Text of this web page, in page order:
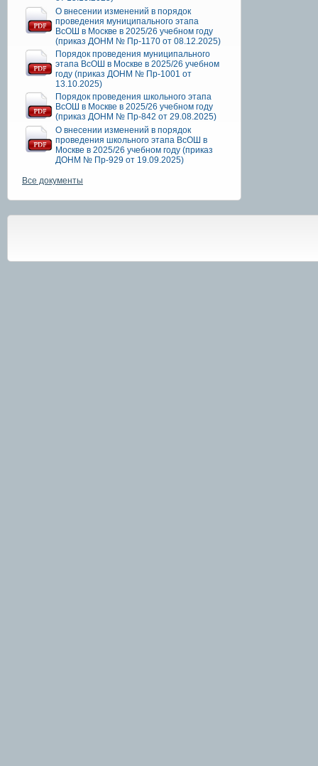
О внесении изменений в порядок
проведения муниципального этапа
ВсОШ в Москве в 2025/26 учебном году
(приказ ДОНМ № Пр-1170 от 08.12.2025)
Порядок проведения муниципального
этапа ВсОШ в Москве в 2025/26 учебном
году (приказ ДОНМ № Пр-1001 от
13.10.2025)
Порядок проведения школьного этапа
ВсОШ в Москве в 2025/26 учебном году
(приказ ДОНМ № Пр-842 от 29.08.2025)
О внесении изменений в порядок
проведения школьного этапа ВсОШ в
Москве в 2025/26 учебном году (приказ
ДОНМ № Пр-929 от 19.09.2025)
Все документы